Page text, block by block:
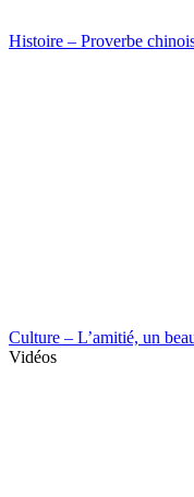
Histoire – Proverbe
Culture – L’amitié, un
Vidéos